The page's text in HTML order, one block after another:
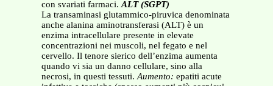
con svariati farmaci.ALT (SGPT)
La transaminasi glutammico-piruvica denominata
anche alanina aminotransferasi (ALT) è un
enzima intracellulare presente in elevate
concentrazioni nei muscoli, nel fegato e nel
cervello. Il tenore sierico dell’enzima aumenta
quando vi sia un danno cellulare, sino alla
necrosi, in questi tessuti.Aumento: epatiti acute